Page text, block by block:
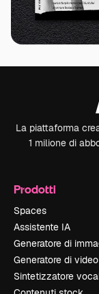
La piattaforma
1 milione di
Prodotti
Spaces
Assistente IA
Generatore di
Generatore di
Sintetizzatore